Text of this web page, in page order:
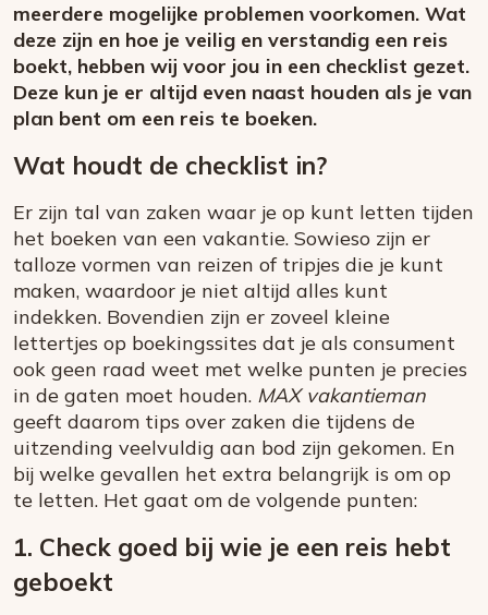
meerdere mogelijke problemen voorkomen. Wat
deze zijn en hoe je veilig en verstandig een reis
boekt, hebben wij voor jou in een checklist gezet.
Deze kun je er altijd even naast houden als je van
plan bent om een reis te boeken.
Wat houdt de checklist in?
Er zijn tal van zaken waar je op kunt letten tijden
het boeken van een vakantie. Sowieso zijn er
talloze vormen van reizen of tripjes die je kunt
maken, waardoor je niet altijd alles kunt
indekken. Bovendien zijn er zoveel kleine
lettertjes op boekingssites dat je als consument
ook geen raad weet met welke punten je precies
in de gaten moet houden. MAX vakantieman
geeft daarom tips over zaken die tijdens de
uitzending veelvuldig aan bod zijn gekomen. En
bij welke gevallen het extra belangrijk is om op
te letten. Het gaat om de volgende punten:
1. Check goed bij wie je een reis hebt
geboekt